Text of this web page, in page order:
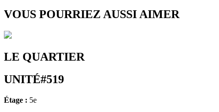
VOUS POURRIEZ AUSSI AIMER
LE QUARTIER
UNITÉ#519
Étage : 5e